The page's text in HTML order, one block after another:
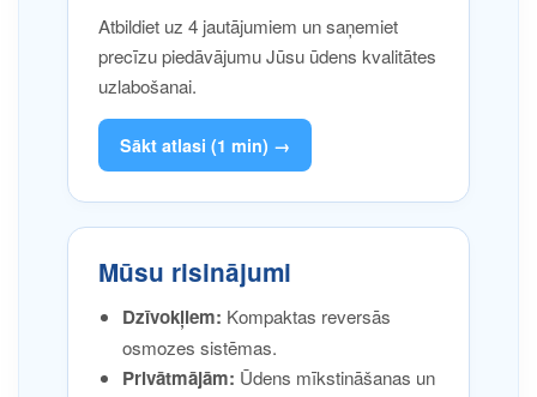
Atbildiet uz 4 jautājumiem un saņemiet
precīzu piedāvājumu Jūsu ūdens kvalitātes
uzlabošanai.
Sākt atlasi (1 min) →
Mūsu risinājumi
Dzīvokļiem: Kompaktas reversās
osmozes sistēmas.
Privātmājām: Ūdens mīkstināšanas un